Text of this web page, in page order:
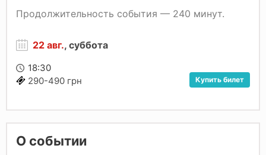
Продолжительность события — 240 минут.
22 авг., суббота
18:30
290-490 грн
Купить билет
О событии